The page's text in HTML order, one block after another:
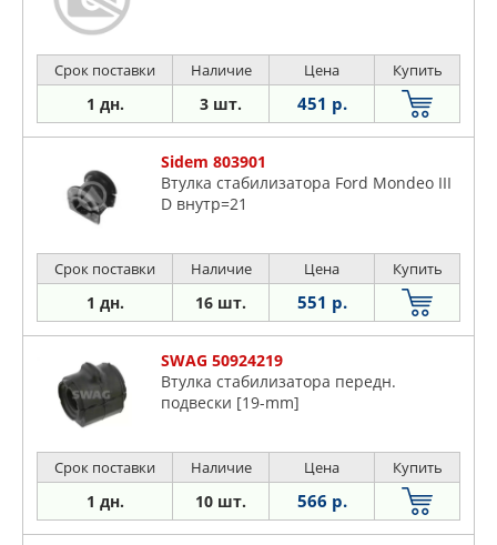
Срок поставки Наличие Цена Купить
1 дн. 3 шт. 451 р.
Sidem 803901
Втулка стабилизатора Ford Mondeo III
D внутр=21
Срок поставки Наличие Цена Купить
1 дн. 16 шт. 551 р.
SWAG 50924219
Втулка стабилизатора передн.
подвески [19-mm]
Срок поставки Наличие Цена Купить
1 дн. 10 шт. 566 р.